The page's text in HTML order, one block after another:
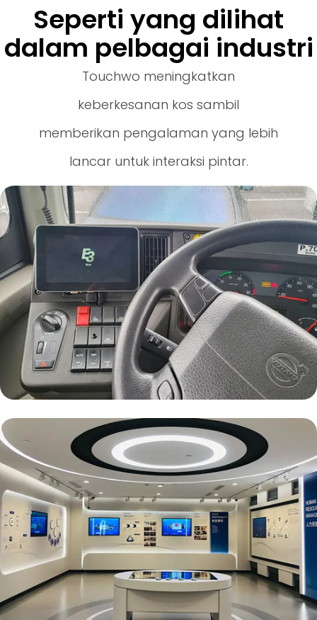
Seperti yang dilihat
dalam pelbagai industri
Touchwo meningkatkan
keberkesanan kos sambil
memberikan pengalaman yang lebih
lancar untuk interaksi pintar.